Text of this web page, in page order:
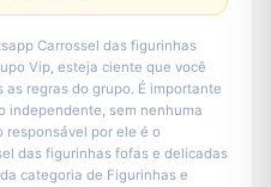
Carrossel das figurinhas
Vip, esteja ciente que você
regras do grupo. É importante
independente, sem nenhuma
responsável por ele é o
das figurinhas fofas e delicadas
categoria de Figurinhas e